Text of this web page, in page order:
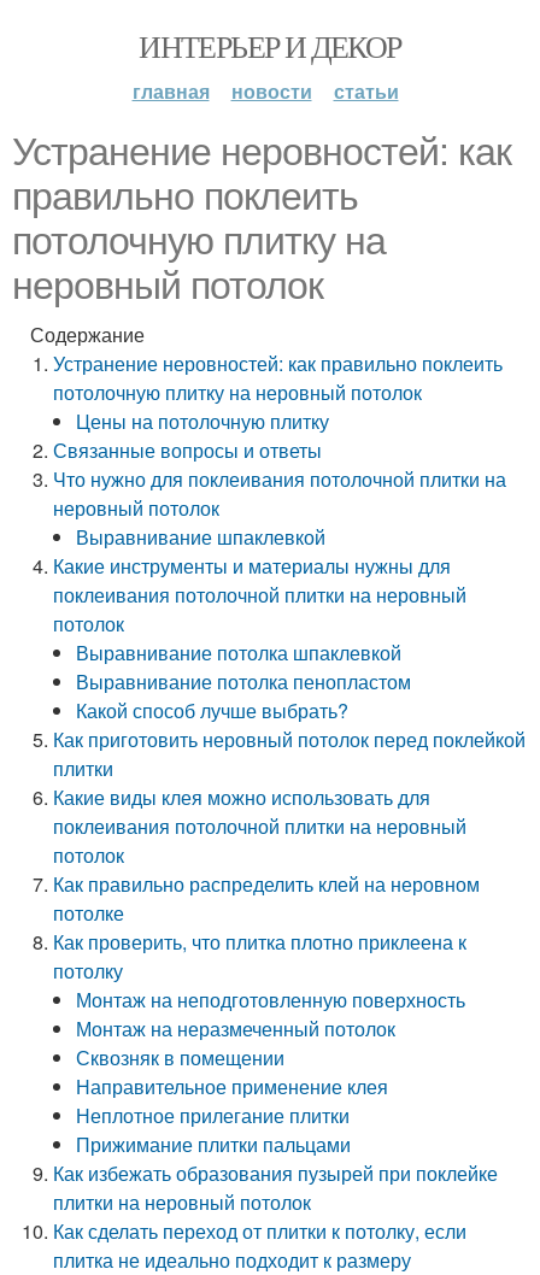
ИНТЕРЬЕР И ДЕКОР
главная новости статьи
Устранение неровностей: как
правильно поклеить
потолочную плитку на
неровный потолок
Содержание
Устранение неровностей: как правильно поклеить
потолочную плитку на неровный потолок
Цены на потолочную плитку
Связанные вопросы и ответы
Что нужно для поклеивания потолочной плитки на
неровный потолок
Выравнивание шпаклевкой
Какие инструменты и материалы нужны для
поклеивания потолочной плитки на неровный
потолок
Выравнивание потолка шпаклевкой
Выравнивание потолка пенопластом
Какой способ лучше выбрать?
Как приготовить неровный потолок перед поклейкой
плитки
Какие виды клея можно использовать для
поклеивания потолочной плитки на неровный
потолок
Как правильно распределить клей на неровном
потолке
Как проверить, что плитка плотно приклеена к
потолку
Монтаж на неподготовленную поверхность
Монтаж на неразмеченный потолок
Сквозняк в помещении
Направительное применение клея
Неплотное прилегание плитки
Прижимание плитки пальцами
Как избежать образования пузырей при поклейке
плитки на неровный потолок
Как сделать переход от плитки к потолку, если
плитка не идеально подходит к размеру